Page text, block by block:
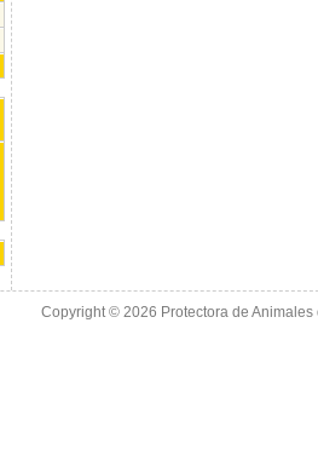
Copyright © 2026 Protectora de Animales